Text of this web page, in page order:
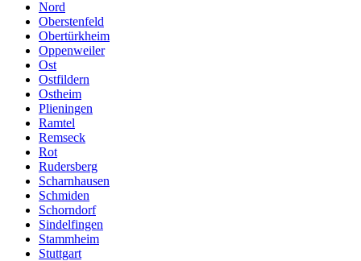
Nord
Oberstenfeld
Obertürkheim
Oppenweiler
Ost
Ostfildern
Ostheim
Plieningen
Ramtel
Remseck
Rot
Rudersberg
Scharnhausen
Schmiden
Schorndorf
Sindelfingen
Stammheim
Stuttgart